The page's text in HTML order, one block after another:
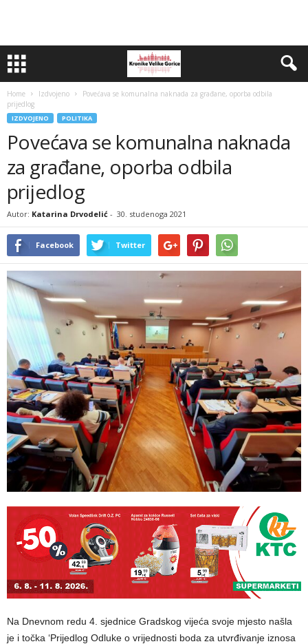
Home Izdvojeno
Povećava se komunalna naknada za građane, oporba odbila
prijedlog
IZDVOJENO POLITIKA
Povećava se komunalna naknada
za građane, oporba odbila
prijedlog
Autor: Katarina Drvodelić - 30. studenoga 2021
Facebook Twitter
Na Dnevnom redu 4. sjednice Gradskog vijeća svoje mjesto našla
je i točka ‘Prijedlog Odluke o vrijednosti boda za utvrđivanje iznosa